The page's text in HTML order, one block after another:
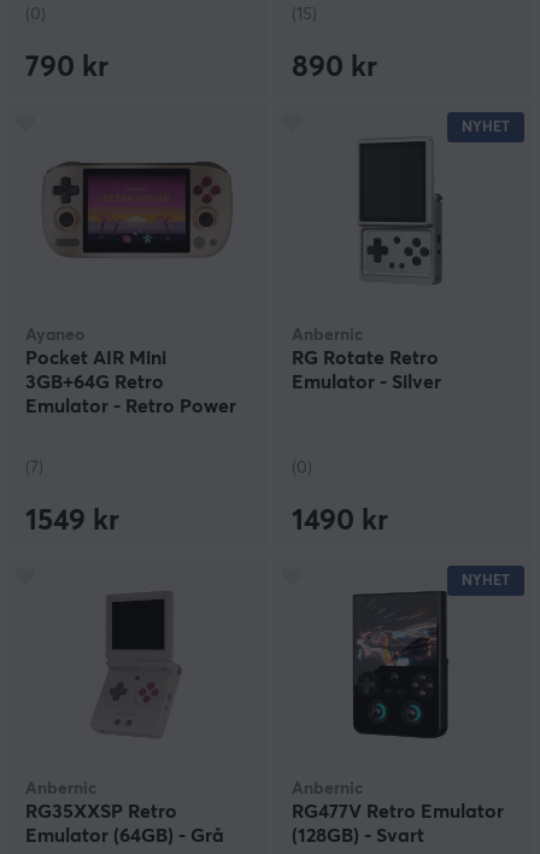
(0)
790 kr
(15)
890 kr
Ayaneo
Pocket AIR Mini
3GB+64G Retro
Emulator - Retro Power
(7)
1549 kr
NYHET
Anbernic
RG Rotate Retro
Emulator - Silver
(0)
1490 kr
Anbernic
RG35XXSP Retro
Emulator (64GB) - Grå
NYHET
Anbernic
RG477V Retro Emulator
(128GB) - Svart